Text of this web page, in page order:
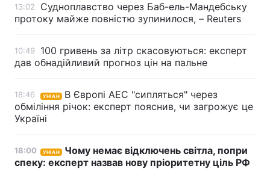
Техно і зв'язок Лайт
Зброя Інциденти
Цікавинки
Лонгріди
13:02
Судноплавство через Баб-ель-Мандебську
протоку майже повністю зупинилося, – Reuters
10:49
100 гривень за літр скасовуються: експерт
дав обнадійливий прогноз цін на пальне
18:46 УНІАН
В Європі АЕС "сипляться" через
обміління річок: експерт пояснив, чи загрожує це
Україні
18:00 УНІАН
Чому немає відключень світла, попри
спеку: експерт назвав нову пріоритетну ціль РФ